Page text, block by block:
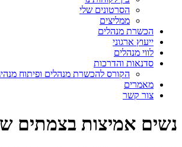
הסרטונים שלי
ממליצים
הכשרת מנהלים
ייעוץ ארגוני
לווי מנהלים
סדנאות והדרכות
הקורס להכשרת מנהלים ופיתוח
מאמרים
צור קשר
נשים אמיצות בצמתים